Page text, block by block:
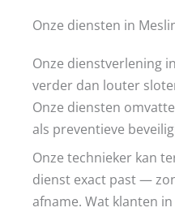
Onze diensten in
Onze dienstverlening
verder dan louter
Onze diensten
als preventieve
Onze technieker kan
dienst exact past —
afname. Wat klanten